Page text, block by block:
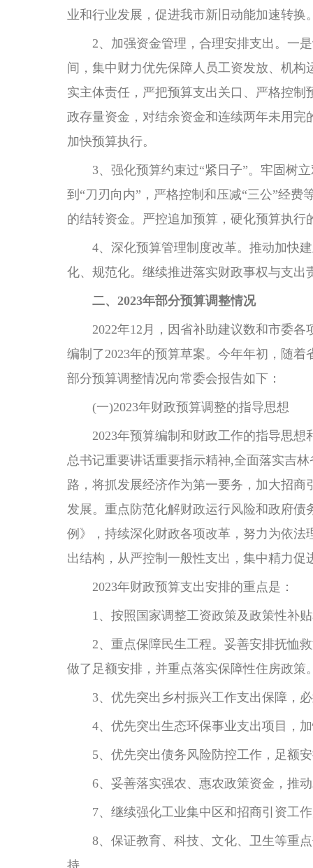
业和行业发展，促进我市新旧动能加速转换
2、加强资金管理，合理安排支出。一是
间，集中财力优先保障人员工资发放、机
实主体责任，严把预算支出关口、严格控
政存量资金，对结余资金和连续两年未用
加快预算执行。
3、强化预算约束过“紧日子”。牢固树立
到“刀刃向内”，严格控制和压减“三公”经
的结转资金。严控追加预算，硬化预算执
4、深化预算管理制度改革。推动加快建
化、规范化。继续推进落实财政事权与支
二、2023年部分预算调整情况
2022年12月，因省补助建议数和市委各
编制了2023年的预算草案。今年年初，随
部分预算调整情况向常委会报告如下：
(一)2023年财政预算调整的指导思想
2023年预算编制和财政工作的指导思想
总书记重要讲话重要指示精神,全面落实吉
路，将抓发展经济作为第一要务，加大招
发展。重点防范化解财政运行风险和政府
例》，持续深化财政各项改革，努力为依
出结构，从严控制一般性支出，集中精力
2023年财政预算支出安排的重点是：
1、按照国家调整工资政策及政策性补贴
2、重点保障民生工程。妥善安排抚恤救
做了足额安排，并重点落实保障性住房政策
3、优先突出乡村振兴工作支出保障，必
4、优先突出生态环保事业支出项目，加
5、优先突出债务风险防控工作，足额安
6、妥善落实强农、惠农政策资金，推动
7、继续强化工业集中区和招商引资工作
8、保证教育、科技、文化、卫生等重点
持。